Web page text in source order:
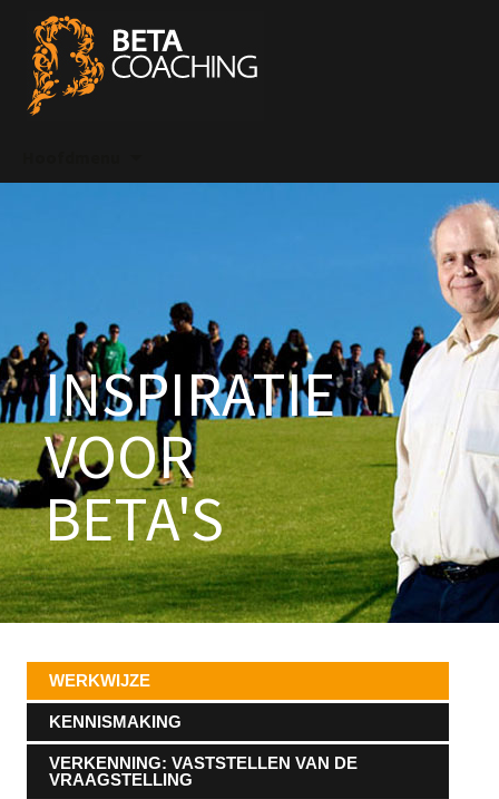
INSPIRATIE
VOOR
BETA'S
WERKWIJZE
KENNISMAKING
VERKENNING: VASTSTELLEN VAN DE
VRAAGSTELLING